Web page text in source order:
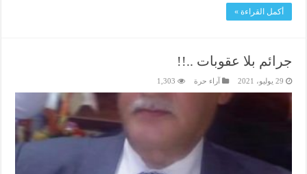
أكمل القراءة »
جرائم بلا عقوبات ..!!
29 يوليو، 2021 آراء حرة 1,303